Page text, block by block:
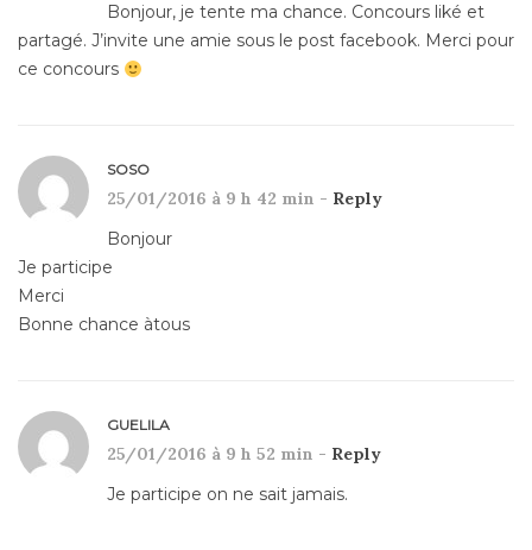
Bonjour, je tente ma chance. Concours liké et
partagé. J’invite une amie sous le post facebook. Merci pour
ce concours
SOSO
25/01/2016 à 9 h 42 min - Reply
Bonjour
Je participe
Merci
Bonne chance àtous
GUELILA
25/01/2016 à 9 h 52 min - Reply
Je participe on ne sait jamais.